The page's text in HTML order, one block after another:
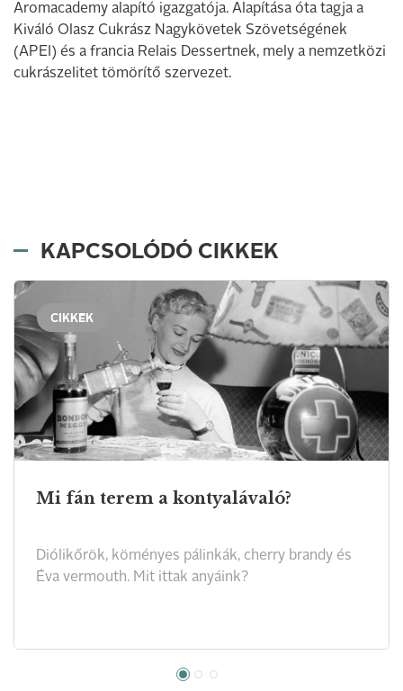
Aromacademy alapító igazgatója. Alapítása óta tagja a
Kiváló Olasz Cukrász Nagykövetek Szövetségének
(APEI) és a francia Relais Dessertnek, mely a nemzetközi
cukrászelitet tömörítő szervezet.
KAPCSOLÓDÓ CIKKEK
CIKKEK
Mi fán terem a kontyalávaló?
Diólikőrök, köményes pálinkák, cherry brandy és
Éva vermouth. Mit ittak anyáink?